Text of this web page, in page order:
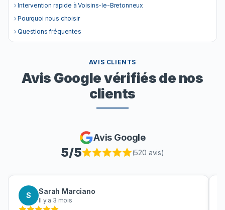
Intervention rapide à Voisins-le-Bretonneux
Pourquoi nous choisir
Questions fréquentes
AVIS CLIENTS
Avis Google vérifiés de nos
clients
Avis Google
5/5 (520 avis)
S Sarah Marciano
Il y a 3 mois